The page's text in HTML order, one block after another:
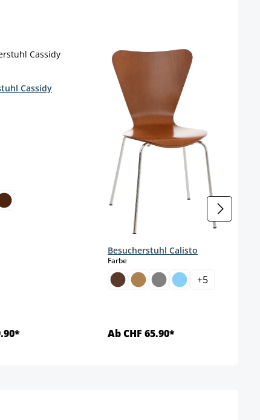
Cassidy
ist zurzeit nicht verfügbar.)
Besucherstuhl Calisto
Farbeauswählen
+5
Ab CHF 65.90*